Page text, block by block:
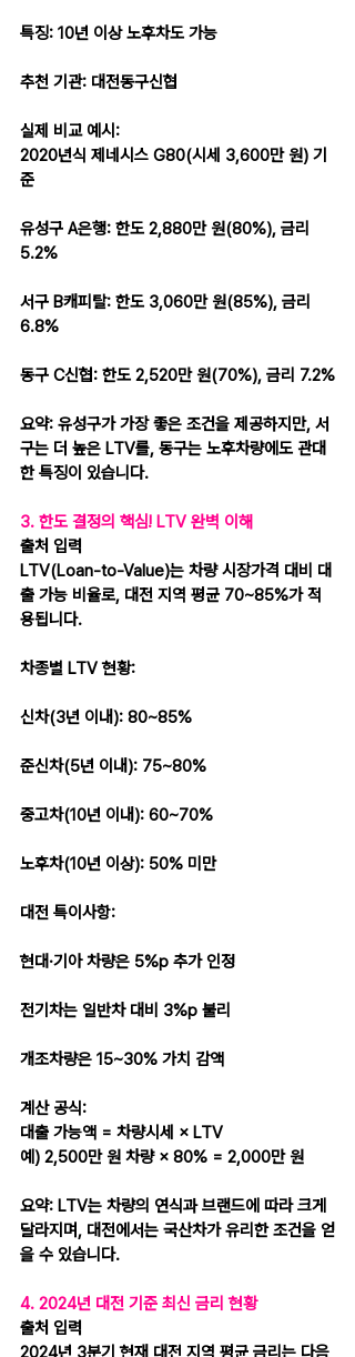
특징: 10년 이상 노후차도 가능
추천 기관: 대전동구신협
실제 비교 예시:
2020년식 제네시스 G80(시세 3,600만 원) 기
준
유성구 A은행: 한도 2,880만 원(80%), 금리
5.2%
서구 B캐피탈: 한도 3,060만 원(85%), 금리
6.8%
동구 C신협: 한도 2,520만 원(70%), 금리 7.2%
요약: 유성구가 가장 좋은 조건을 제공하지만, 서
구는 더 높은 LTV를, 동구는 노후차량에도 관대
한 특징이 있습니다.
3. 한도 결정의 핵심! LTV 완벽 이해
출처 입력
LTV(Loan-to-Value)는 차량 시장가격 대비 대
출 가능 비율로, 대전 지역 평균 70~85%가 적
용됩니다.
차종별 LTV 현황:
신차(3년 이내): 80~85%
준신차(5년 이내): 75~80%
중고차(10년 이내): 60~70%
노후차(10년 이상): 50% 미만
대전 특이사항:
현대·기아 차량은 5%p 추가 인정
전기차는 일반차 대비 3%p 불리
개조차량은 15~30% 가치 감액
계산 공식:
대출 가능액 = 차량시세 × LTV
예) 2,500만 원 차량 × 80% = 2,000만 원
요약: LTV는 차량의 연식과 브랜드에 따라 크게
달라지며, 대전에서는 국산차가 유리한 조건을 얻
을 수 있습니다.
4. 2024년 대전 기준 최신 금리 현황
출처 입력
2024년 3분기 현재 대전 지역 평균 금리는 다음